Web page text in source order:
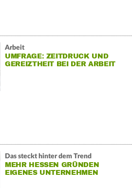
Arbeit
UMFRAGE: ZEITDRUCK UND
GEREIZTHEIT BEI DER ARBEIT
Das steckt hinter dem Trend
MEHR HESSEN GRÜNDEN
EIGENES UNTERNEHMEN